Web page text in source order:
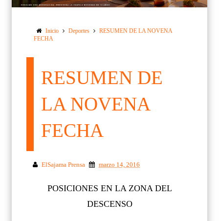
Inicio Deportes
RESUMEN DE LA NOVENA
FECHA
RESUMEN DE
LA NOVENA
FECHA
ElSajama Prensa marzo 14, 2016
POSICIONES EN LA ZONA DEL
DESCENSO